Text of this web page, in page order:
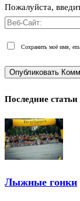
Пожалуйста,
Сохранить моё имя,
Последние статьи
Лыжные гонки